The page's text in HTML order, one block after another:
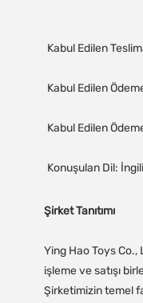
Şirket Tanıtımı
Ying Hao Toys Co.,
işleme ve satışı
Şirketimizin temel